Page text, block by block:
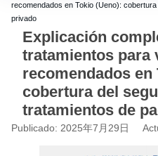
recomendados en Tokio (Ueno):
privado
Explicación
tratamientos para
recomendados en
cobertura del
tratamientos de
Publicado: 2025年7月29日